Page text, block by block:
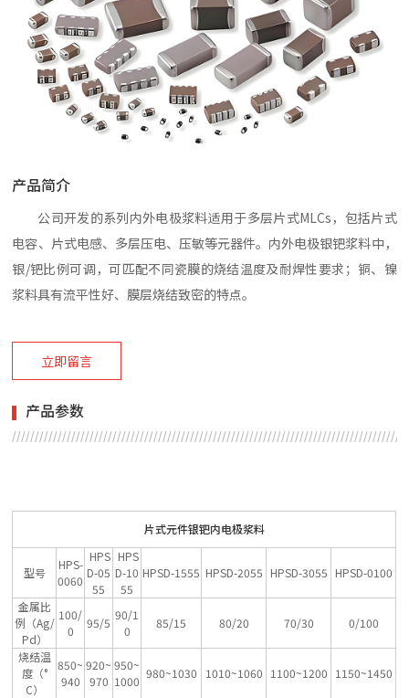
产品简介
公司开发的系列内外电极浆料适用于多层片式MLCs，包括片式
电容、片式电感、多层压电、压敏等元器件。内外电极银钯浆料中，
银/钯比例可调，可匹配不同瓷膜的烧结温度及耐焊性要求；铜、镍
浆料具有流平性好、膜层烧结致密的特点。
立即留言
产品参数
片式元件银钯内电极浆料
型号
HPS-
0060
HPS
D-05
55
HPS
D-10
55
HPSD-1555 HPSD-2055 HPSD-3055 HPSD-0100
金属比
例（Ag/
Pd）
100/
0
95/5
90/1
0
85/15 80/20 70/30 0/100
烧结温
度（°
C）
850~
940
920~
970
950~
1000
980~1030 1010~1060 1100~1200 1150~1450